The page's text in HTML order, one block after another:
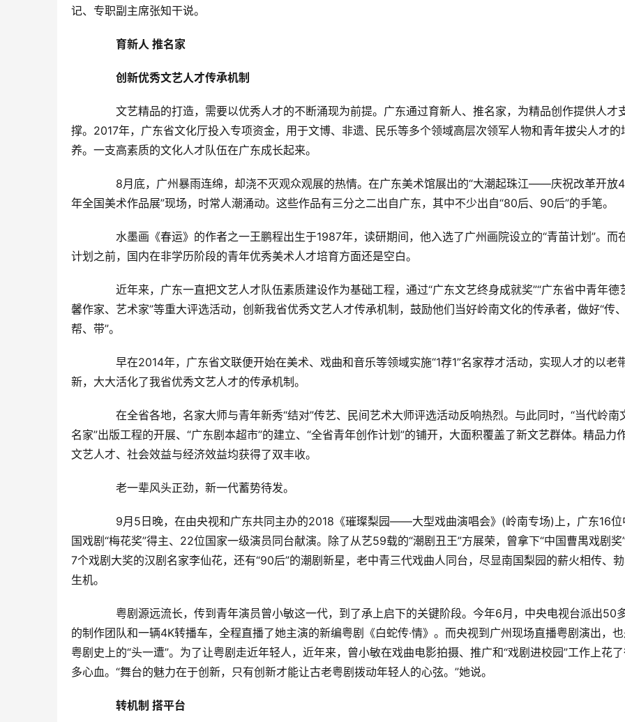
记、专职副主席张知干说。
育新人 推名家
创新优秀文艺人才传承机制
文艺精品的打造，需要以优秀人才的不断涌现为前提。广东通过育新人、推名家，为精品创作提供人才
撑。2017年，广东省文化厅投入专项资金，用于文博、非遗、民乐等多个领域高层次领军人物和青年拔尖人才的
养。一支高素质的文化人才队伍在广东成长起来。
8月底，广州暴雨连绵，却浇不灭观众观展的热情。在广东美术馆展出的“大潮起珠江——庆祝改革开放
年全国美术作品展”现场，时常人潮涌动。这些作品有三分之二出自广东，其中不少出自“80后、90后”的手笔。
水墨画《春运》的作者之一王鹏程出生于1987年，读研期间，他入选了广州画院设立的“青苗计划”。而
计划之前，国内在非学历阶段的青年优秀美术人才培育方面还是空白。
近年来，广东一直把文艺人才队伍素质建设作为基础工程，通过“广东文艺终身成就奖”“广东省中青年德
馨作家、艺术家”等重大评选活动，创新我省优秀文艺人才传承机制，鼓励他们当好岭南文化的传承者，做好“传、
帮、带”。
早在2014年，广东省文联便开始在美术、戏曲和音乐等领域实施“1荐1”名家荐才活动，实现人才的以老
新，大大活化了我省优秀文艺人才的传承机制。
在全省各地，名家大师与青年新秀“结对”传艺、民间艺术大师评选活动反响热烈。与此同时，“当代岭南
名家”出版工程的开展、“广东剧本超市”的建立、“全省青年创作计划”的铺开，大面积覆盖了新文艺群体。精品力
文艺人才、社会效益与经济效益均获得了双丰收。
老一辈风头正劲，新一代蓄势待发。
9月5日晚，在由央视和广东共同主办的2018《璀璨梨园——大型戏曲演唱会》(岭南专场)上，广东16位
国戏剧“梅花奖”得主、22位国家一级演员同台献演。除了从艺59载的“潮剧丑王”方展荣，曾拿下“中国曹禺戏剧奖
7个戏剧大奖的汉剧名家李仙花，还有“90后”的潮剧新星，老中青三代戏曲人同台，尽显南国梨园的薪火相传、
生机。
粤剧源远流长，传到青年演员曾小敏这一代，到了承上启下的关键阶段。今年6月，中央电视台派出50
的制作团队和一辆4K转播车，全程直播了她主演的新编粤剧《白蛇传·情》。而央视到广州现场直播粤剧演出，
粤剧史上的“头一遭”。为了让粤剧走近年轻人，近年来，曾小敏在戏曲电影拍摄、推广和“戏剧进校园”工作上花
多心血。“舞台的魅力在于创新，只有创新才能让古老粤剧拨动年轻人的心弦。”她说。
转机制 搭平台